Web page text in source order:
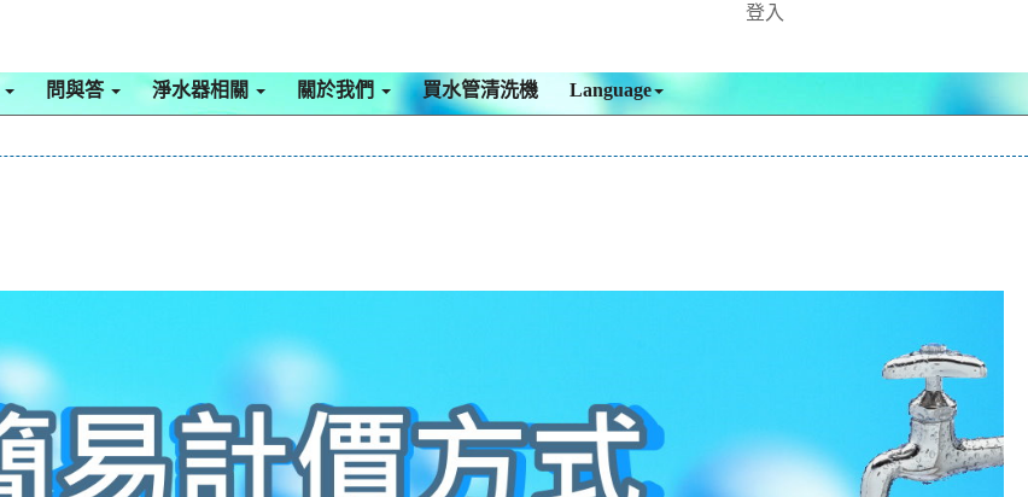
登入
問與答 淨水器相關 關於我們 買水管清洗機 Language